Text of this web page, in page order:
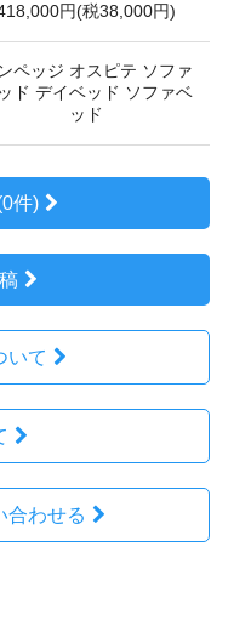
円(税38,000円)
ペッジ オスピテ ソファ
ド デイベッド ソファベ
ッド
件)
いて
合わせる